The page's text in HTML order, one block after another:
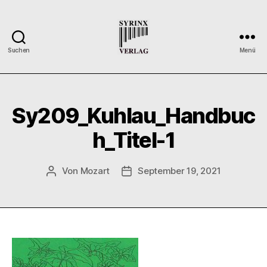
Suchen
Verlag
Verlag
der
Flötisten
Menü
Sy209_Kuhlau_Handbuc
h_Titel-1
Beitragsautor
Von Mozart Veröffentlichungsdatum
September 19, 2021